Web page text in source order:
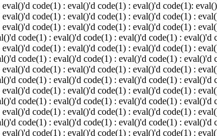
code(1) : eval()'d code(1) : eval()'d code(1):
code(1) : eval()'d code(1) : eval()'d code(1) :
code(1) : eval()'d code(1) : eval()'d code(1) :
code(1) : eval()'d code(1) : eval()'d code(1) : eval()'d
code(1) : eval()'d code(1) : eval()'d code(1) :
code(1) : eval()'d code(1) : eval()'d code(1) : eval()'d
code(1) : eval()'d code(1) : eval()'d code(1) :
code(1) : eval()'d code(1) : eval()'d code(1) : eval()'d
code(1) : eval()'d code(1) : eval()'d code(1) :
code(1) : eval()'d code(1) : eval()'d code(1) : eval()'d
code(1) : eval()'d code(1) : eval()'d code(1) :
code(1) : eval()'d code(1) : eval()'d code(1) : eval()'d
code(1) : eval()'d code(1) : eval()'d code(1) :